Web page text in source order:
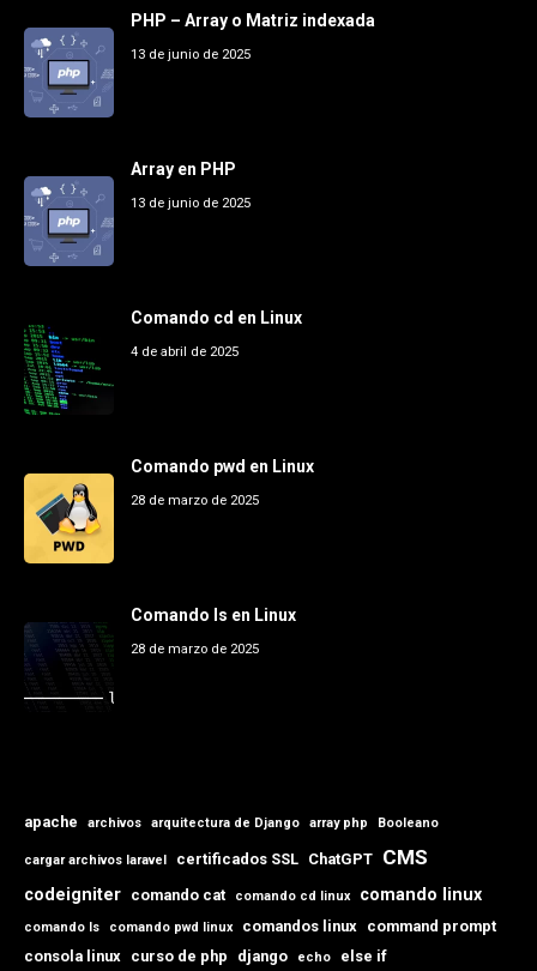
PHP – Array o Matriz indexada
13 de junio de 2025
Array en PHP
13 de junio de 2025
Comando cd en Linux
4 de abril de 2025
Comando pwd en Linux
28 de marzo de 2025
Comando ls en Linux
28 de marzo de 2025
apache archivos arquitectura de Django array php Booleano
cargar archivos laravel certificados SSL ChatGPT CMS
codeigniter comando cat comando cd linux comando linux
comando ls comando pwd linux comandos linux command prompt
consola linux curso de php django echo else if